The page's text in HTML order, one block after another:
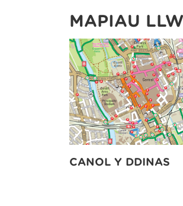
MAPIAU
CANOL Y DDINAS